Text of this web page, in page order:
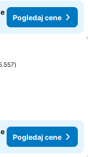
Pogledaj cene
Pogledaj cene